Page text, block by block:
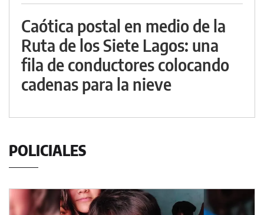
Caótica postal en medio de la
Ruta de los Siete Lagos: una
fila de conductores colocando
cadenas para la nieve
POLICIALES